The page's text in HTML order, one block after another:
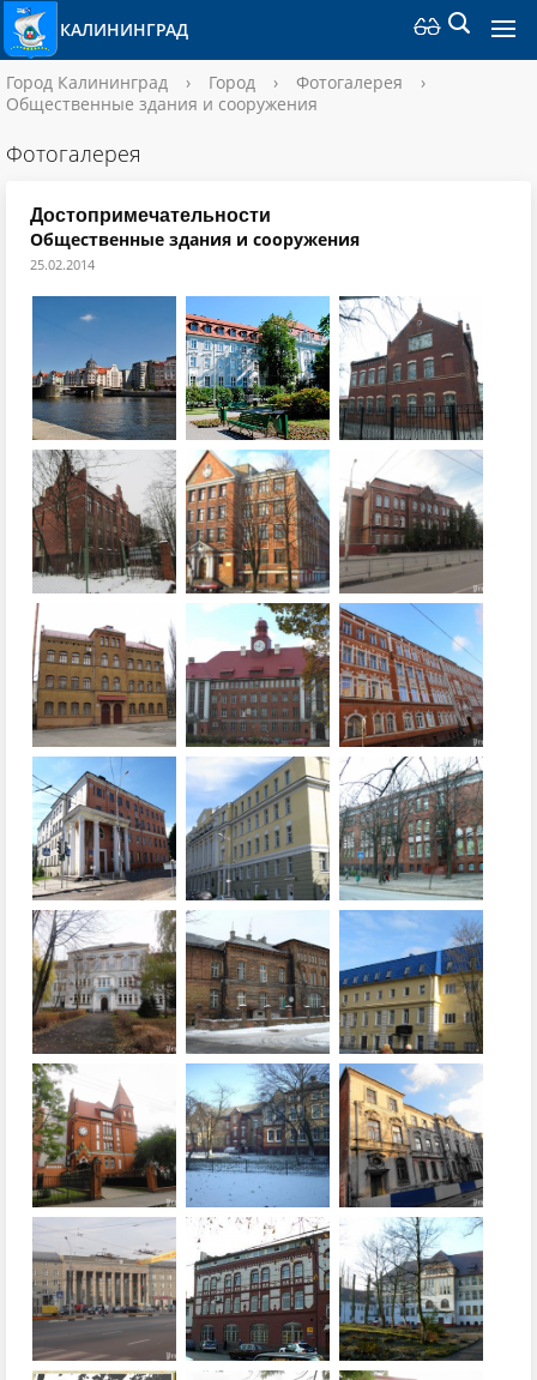
КАЛИНИНГРАД
Город Калининград › Город › Фотогалерея
›
Общественные здания и сооружения
Фотогалерея
Достопримечательности
Общественные здания и сооружения
25.02.2014